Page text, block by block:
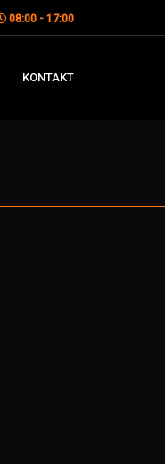
08:00 - 17:00
KONTAKT